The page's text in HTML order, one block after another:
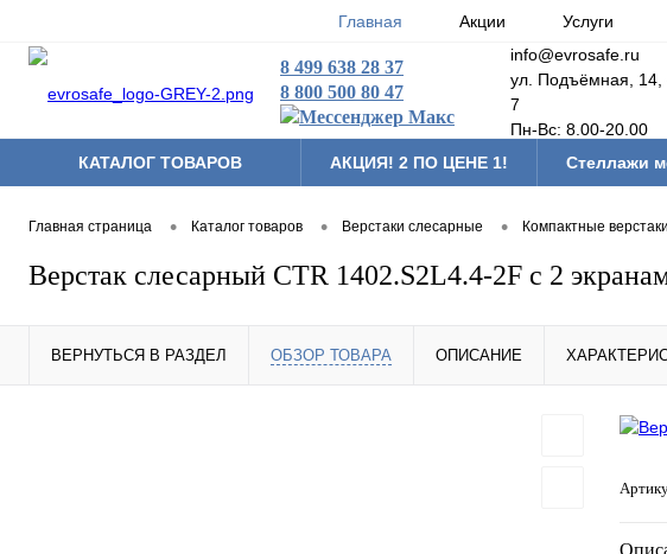
Главная Акции Услуги
8 499 638 28 37
8 800 500 80 47
info@evrosafe.ru
ул. Подъёмная, 14,
7
Пн-Вс: 8.00-20.00
КАТАЛОГ ТОВАРОВ
АКЦИЯ! 2 ПО ЦЕНЕ 1! Стеллажи
Главная страница • Каталог товаров • Верстаки слесарные • Компактные
Верстак слесарный CTR 1402.S2L4.4-2F с 2
ВЕРНУТЬСЯ В РАЗДЕЛ ОБЗОР ТОВАРА ОПИСАНИЕ